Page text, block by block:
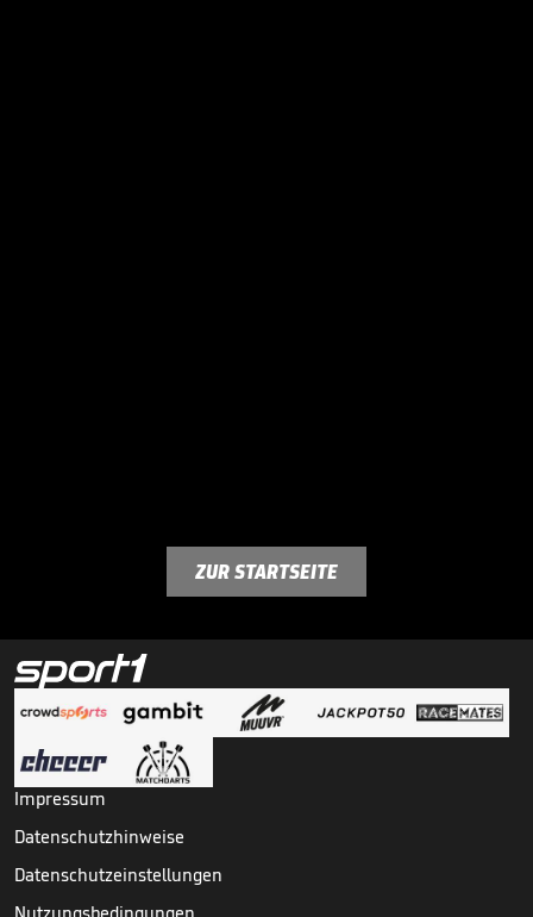
ZUR STARTSEITE
Impressum
Datenschutzhinweise
Datenschutzeinstellungen